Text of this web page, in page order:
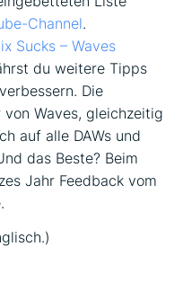
Channel.
Sucks – Waves
du weitere Tipps
Die
Waves, gleichzeitig
auf alle DAWs und
das Beste? Beim
Jahr Feedback vom